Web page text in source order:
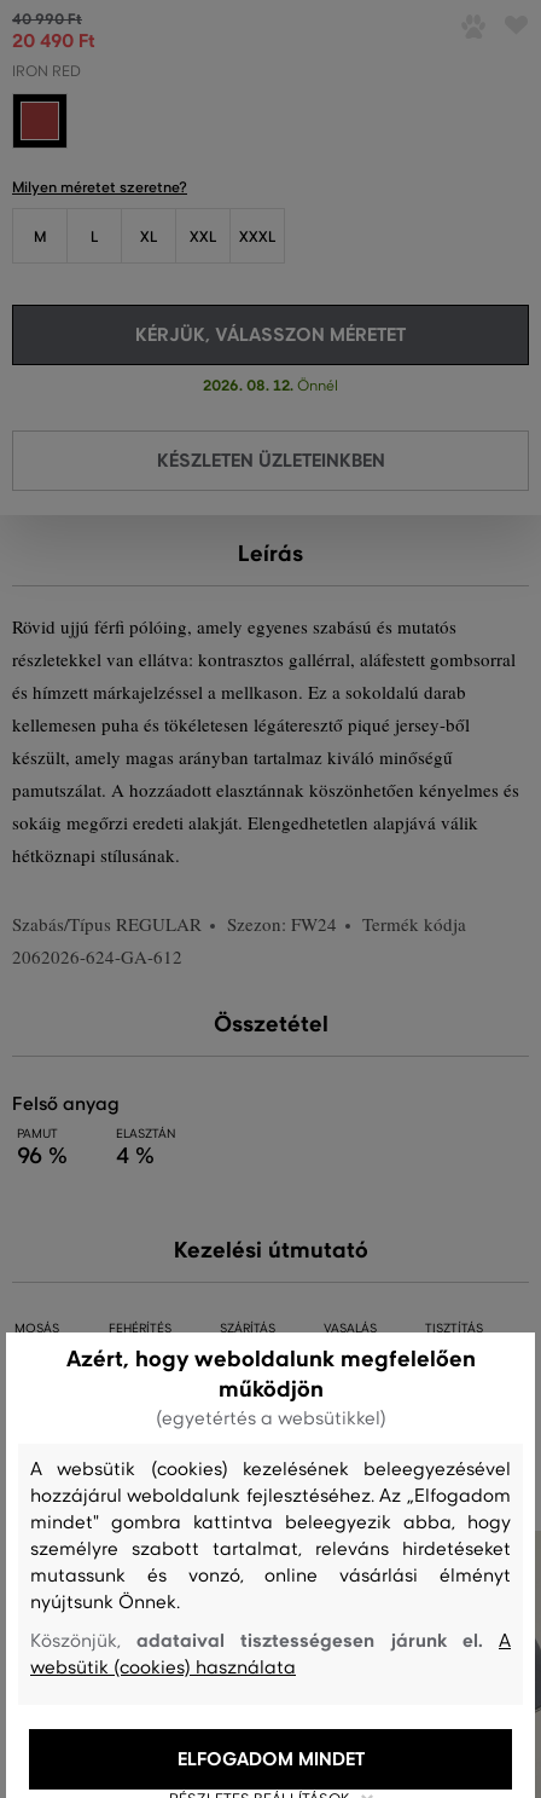
40 990 Ft
20 490 Ft
IRON RED
Milyen méretet szeretne?
M L XL XXL XXXL
KÉRJÜK, VÁLASSZON MÉRETET
2026. 08. 12. Önnél
KÉSZLETEN ÜZLETEINKBEN
Leírás
Rövid ujjú férfi pólóing, amely egyenes szabású és mutatós
részletekkel van ellátva: kontrasztos gallérral, aláfestett gombsorral
és hímzett márkajelzéssel a mellkason. Ez a sokoldalú darab
kellemesen puha és tökéletesen légáteresztő piqué jersey-ből
készült, amely magas arányban tartalmaz kiváló minőségű
pamutszálat. A hozzáadott elasztánnak köszönhetően kényelmes és
sokáig megőrzi eredeti alakját. Elengedhetetlen alapjává válik
hétköznapi stílusának.
Szabás/Típus REGULAR Szezon: FW24
Termék kódja
2062026-624-GA-612
Összetétel
felső anyag
PAMUT
96 %
ELASZTÁN
4 %
Kezelési útmutató
MOSÁS FEHÉRÍTÉS SZÁRÍTÁS VASALÁS TISZTÍTÁS
Azért, hogy weboldalunk megfelelően
működjön
(egyetértés a websütikkel)
A websütik (cookies) kezelésének beleegyezésével
hozzájárul weboldalunk fejlesztéséhez. Az „Elfogadom
mindet" gombra kattintva beleegyezik abba, hogy
személyre szabott tartalmat, releváns hirdetéseket
mutassunk és vonzó, online vásárlási élményt
nyújtsunk Önnek.
Köszönjük,adataival tisztességesen járunk el.A
websütik (cookies) használata
ELFOGADOM MINDET